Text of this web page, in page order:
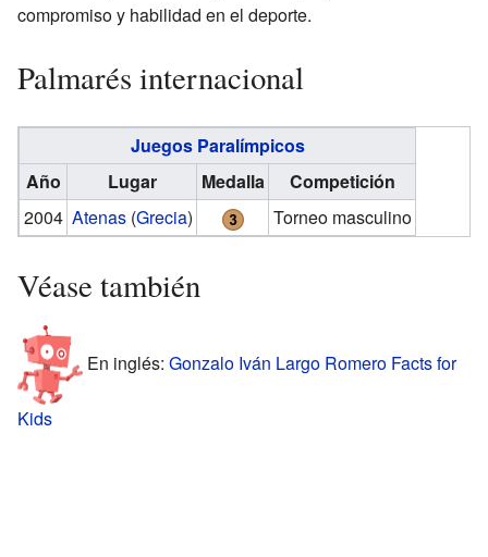
compromiso y habilidad en el deporte.
Palmarés internacional
Juegos Paralímpicos
Año
Lugar Medalla
Competición
2004 Atenas (Grecia) Torneo masculino
Véase también
En inglés: Gonzalo Iván Largo Romero Facts for
Kids